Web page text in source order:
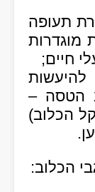
תעופה
מוגדרות
חיים;
להיעשות
הטסה –
משקל הכלוב)
הכלוב: